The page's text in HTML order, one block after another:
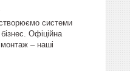
системи
Офіційна
монтаж – наші